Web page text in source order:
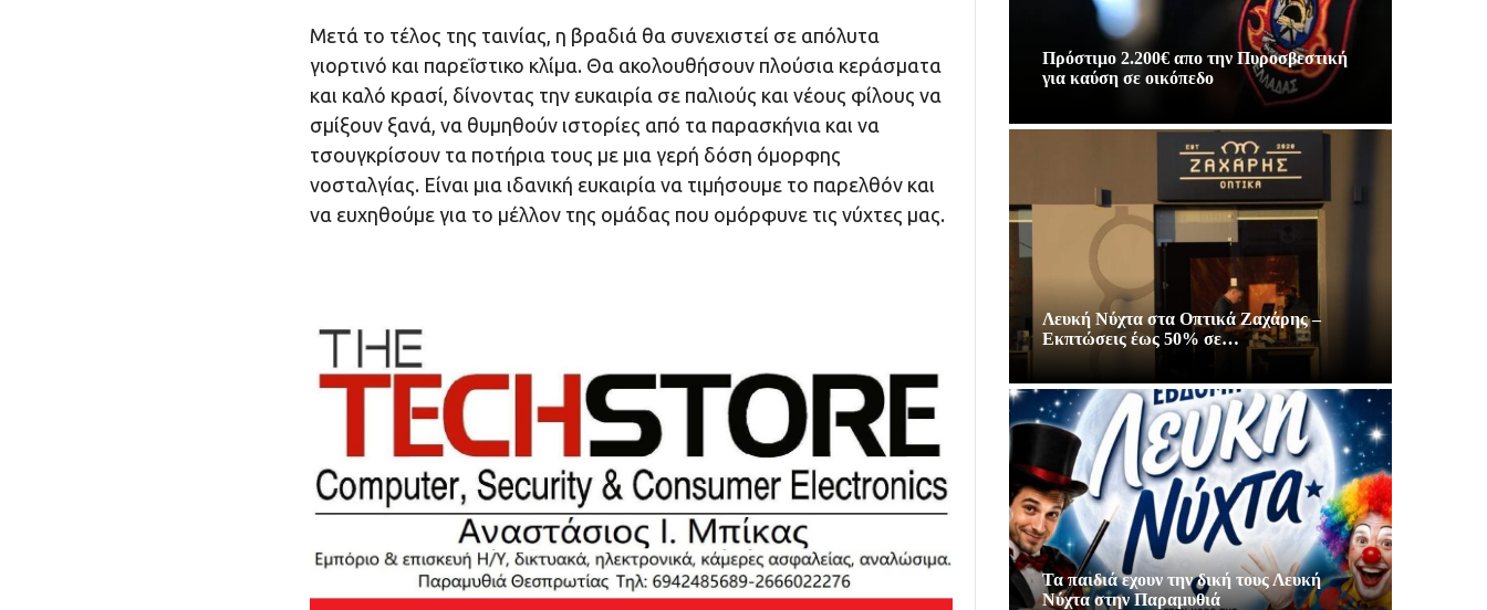
Μετά το τέλος της ταινίας, η βραδιά θα συνεχιστεί σε απόλυτα
γιορτινό και παρεΐστικο κλίμα. Θα ακολουθήσουν πλούσια κεράσματα
και καλό κρασί, δίνοντας την ευκαιρία σε παλιούς και νέους φίλους να
σμίξουν ξανά, να θυμηθούν ιστορίες από τα παρασκήνια και να
τσουγκρίσουν τα ποτήρια τους με μια γερή δόση όμορφης
νοσταλγίας. Είναι μια ιδανική ευκαιρία να τιμήσουμε το παρελθόν και
να ευχηθούμε για το μέλλον της ομάδας που ομόρφυνε τις νύχτες μας.
Πρόστιμο 2.200€ απο την Πυροσβεστική
για καύση σε οικόπεδο
Λευκή Νύχτα στα Οπτικά Ζαχάρης –
Εκπτώσεις έως 50% σε…
Τα παιδιά εχουν την δική τους Λευκή
Νύχτα στην Παραμυθιά